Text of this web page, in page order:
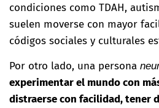
condiciones como TDAH,
suelen moverse con mayor
códigos sociales y culturales
Por otro lado, una persona
experimentar el mundo con
distraerse con facilidad, tener